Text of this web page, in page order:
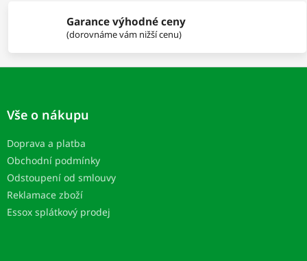
s
u
Garance výhodné ceny
(dorovnáme vám nižší cenu)
Z
Vše o nákupu
Doprava a platba
Obchodní podmínky
Odstoupení od smlouvy
Reklamace zboží
Essox splátkový prodej